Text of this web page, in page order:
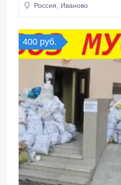
Россия, Иваново
400 руб.